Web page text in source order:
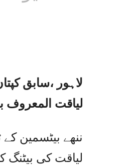
لیاقت المعروف
ننھے بیٹسمین
لیاقت کی